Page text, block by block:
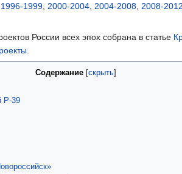
1996-1999 2000-2004 2004-2008 2008-2012
России всех эпох собрана в статье
Содержание
Р-39